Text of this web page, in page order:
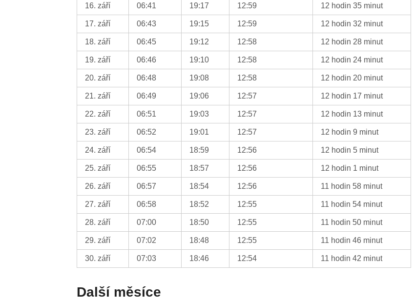
16. září 06:41 19:17 12:59 12 hodin 35 minut
17. září 06:43 19:15 12:59 12 hodin 32 minut
18. září 06:45 19:12 12:58 12 hodin 28 minut
19. září 06:46 19:10 12:58 12 hodin 24 minut
20. září 06:48 19:08 12:58 12 hodin 20 minut
21. září 06:49 19:06 12:57 12 hodin 17 minut
22. září 06:51 19:03 12:57 12 hodin 13 minut
23. září 06:52 19:01 12:57 12 hodin 9 minut
24. září 06:54 18:59 12:56 12 hodin 5 minut
25. září 06:55 18:57 12:56 12 hodin 1 minut
26. září 06:57 18:54 12:56 11 hodin 58 minut
27. září 06:58 18:52 12:55 11 hodin 54 minut
28. září 07:00 18:50 12:55 11 hodin 50 minut
29. září 07:02 18:48 12:55 11 hodin 46 minut
30. září 07:03 18:46 12:54 11 hodin 42 minut
Další měsíce